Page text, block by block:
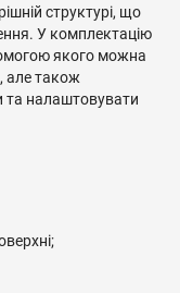
структурі, що
У комплектацію
якого можна
але також
та налаштовувати